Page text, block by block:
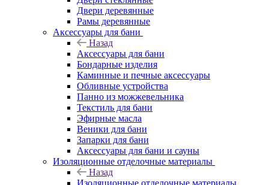
Двери деревянные
Рамы деревянные
Аксессуары для бани
Назад
Аксессуары для бани
Бондарные изделия
Каминные и печные аксессуары
Обливные устройства
Панно из можжевельника
Текстиль для бани
Эфирные масла
Веники для бани
Запарки для бани
Аксессуары для бани и сауны
Изоляционные отделочные материалы
Назад
Изоляционные отделочные материалы